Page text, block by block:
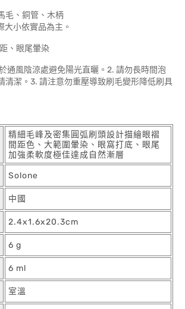
毛、銅管、木柄
大小依實品為主。
、眼尾暈染
通風陰涼處避免陽光直曬。2. 請勿長時間泡
清潔。3. 請注意勿重壓導致刷毛變形降低刷具
精細毛峰及密集圓弧刷頭設計描繪眼褶
間距色、大範圍暈染、眼窩打底、眼尾
加強柔軟度極佳達成自然漸層
Solone
中國
2.4x1.6x20.3cm
6 g
6 ml
室溫